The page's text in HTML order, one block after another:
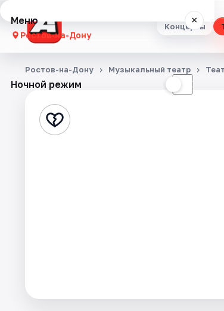
Концерты
Меню ×
Ростов-на-Дону
Концерты
Стендап
Города
Ночной режим ☾
Ростов-на-Дону Музыкальный театр